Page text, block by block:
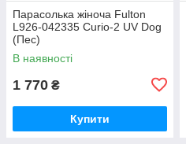
Парасолька жіноча Fulton
L926-042335 Curio-2 UV Dog
(Пес)
В наявності
1 770 ₴
Купити